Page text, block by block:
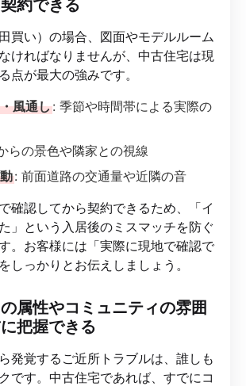
約できる
買い）の場合、図面やモデルルーム
ければなりませんが、中古住宅は現
点が最大の強みです。
風通し: 季節や時間帯による実際の
らの景色や隣家との視線
: 前面道路の交通量や近隣の音
確認してから契約できるため、「イ
」という入居後のミスマッチを防ぐ
。お客様には「実際に現地で確認で
しっかりとお伝えしましょう。
属性やコミュニティの雰囲
把握できる
発覚するご近所トラブルは、誰しも
です。中古住宅であれば、すでにコ